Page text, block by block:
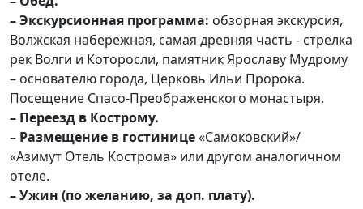
– Экскурсионная программа: обзорная экскурсия,
Волжская набережная, самая древняя часть - стрелка
рек Волги и Которосли, памятник Ярославу Мудрому
– основателю города, Церковь Ильи Пророка.
Посещение Спасо-Преображенского монастыря.
– Переезд в Кострому.
– Размещение в гостинице«Самоковский»/
«Азимут Отель Кострома» или другом аналогичном
отеле.
– Ужин (по желанию, за доп. плату).